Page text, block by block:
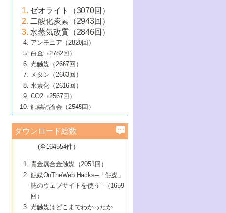
大学：オンライン・対面開催）
6号 メタン転換技術の最新動向
B号 第125回触媒討論会（2020年・工学
院大学）
5号 固体触媒による含窒素有機化合物変
換の最前線
6号 貴金属使用量低減に向けた自動車排
ガス浄化触媒の開発
B号 第123回触媒討論会（2019年・大阪
B号 第121回触媒討論会（2018年・東京
大学）
5号 水素のふるまいを解き明かす最先端
研究
6号 低級アルカンの有効利用のための触
媒技術
B号 第119回触媒討論会（2017年・首都
大学東京）
媒技術
3号 触媒研究の最先端～とびたて若き研究
者たち～（1）
4号 触媒研究の最先端～とびたて若き研究
者たち～（2）
5号 触媒研究の最先端～とびたて若き研究
者たち～（3）
6号 イオニクス材料と燃料電池・電解合成
の最新の研究動向
B号 第117回触媒討論会（2016年・大阪府
立大学）
2号 石油精製用触媒の最近の進展
3号 固体酸化物形燃料電池（SOFC）におけ
るアノード触媒上での燃料直接改質技術
4号 コアシェル構造の制御による触媒機能
5号 工業触媒およびその周辺技術の最近の
進歩
6号 ナノシート
B号 第115回触媒討論会（2015年・成蹊大
2号 光触媒反応機構に関する最新の研究動
向
開発動向
4号 人工光合成に向けた近年のアプローチ
5号 未利用熱エネルギーの有効活用に貢献
する触媒技術
6号 ポリオキソメタレート
B号 第113回触媒討論会（2014年・ロワジ
ールホテル豊橋）
1号 高耐久性燃料電池システム用触媒にお
ける新展開
2号 リビングラジカル重合の最近の動向
3号 天然ガスの化学工業的展開に関する触
媒技術
4号 貴金属触媒の精密構造制御とその活用
5号 バイオマス化成品製造のための固体触
6号 ナノ空間─吸着状態解析から新機能開拓
B号 第111回触媒討論会（2013年・関西大
▼54巻（2012年）
1号 規則性多孔体の利用技術における最近
の進歩
2号 第109回触媒討論会
3号 貴金属低減技術の最新動向
4号 貴金属代替技術の最新動向
5号 光触媒による物質変換反応の新展開
6号 グラフェン
7号 水素を利用する化成品合成の新潮流
▼53巻（2011年）
1号 金属学から見る合金触媒の新展開
2号 第107回触媒討論会
3号 触媒のその場観察法の進歩（１）
4号 触媒のその場観察法の進歩（２）
5号 不活性結合の触媒的活性化による有機
合成
6号 新しい固体酸触媒技術
7号 ゼオライト合成における最近の進歩
▼52巻（2010年）
1号 触媒の劣化対策と長寿命触媒開発
2号 第105回触媒討論会
3号 ナノ構造が拓く新機能
4号 活性サイトおよびその環境の精密な設
計による触媒の高機能化
5号 触媒を有効に使うための技術
7号 有機分子触媒による精密有機合成
8号 高機能化ポリオレフィンに向けた重合
触媒の最近の進展
1号 炭素材料－熱い注目を集める材料－
2号 第103回触媒討論会
3号 環境浄化用光触媒の現状と課題
4号 水素社会の実現に向けた水素製造・貯
蔵技術の進歩
5号 CO2が関わる触媒・材料
7号 持続可能社会実現のための触媒および
触媒関連技術
▼50巻（2008年）
1号 触媒化学と学会のこの10年，半世紀，
そして未来
2号 第101回触媒討論会
4号 錯体を利用したユニークな表面構造の
構築と機能
5号 若手会員による触媒研究の未来展望1：
企業編
6号 第102回触媒討論会
7号 触媒・化学反応における計算化学の進
▼49巻（2007年）
1号 含フッ素化合物の合成と触媒
2号 第99回触媒討論会
3号 実用的ファインケミカル合成プロセス
を実現する触媒
5号 こんな物質，あんな物質―新たな触媒
の可能性―
7号 『結晶の化学』を活かした触媒研究
▼48巻（2006年）
1号 固体酸触媒の最近の進歩
2号 第97回触媒討論会
3号 リビング重合触媒の最近の展開
5号 水素製造・貯蔵のための触媒技術の新
しい展開
6号 第98回触媒討論会
7号 基礎化学品製造の触媒技術
1号 最近の触媒担体とその効果
2号 第95回触媒討論会
4号 水分解用光触媒材料
5号 時間分解分光の進歩と応用
6号 第96回触媒討論会
▼46巻（2004年）
1号 部分酸化反応触媒の最前線
2号 第93回触媒討論会
3号 特殊エネルギー場の触媒反応
4号 生体内における金属の触媒作用
5号 ファインケミカルズの展開に寄与する
▼45巻（2003年）
1号 なぜこの触媒が良いのか？
2号 第91回触媒討論会
3号 最近の自動車排ガス処理技術
4号 触媒研究の現状と将来─第90回触媒討論
▼44巻（2002年）
1号 高次制御された触媒の化学
2号 第89回触媒討論会
3号 触媒を利用した電気化学の新展開
▼43巻（2001年）
1号 グリーンケミストリーと触媒
2号 第87回触媒討論会特集号
▼42巻（2000年）
1号 触媒反応工学の明日を拓く
▼41巻（1999年）
ゼオライト（3070回）
二酸化炭素（2943回）
水蒸気改質（2846回）
アンモニア（2820回）
白金（2782回）
光触媒（2667回）
メタン（2663回）
水素化（2616回）
CO2（2567回）
触媒討論会（2545回）
ダウンロード総数
(全164554件）
貴金属合金触媒（2051回）
触媒OnTheWeb Hacks─「触媒」
誌のウェブサイトを使う─（1659
回）
光触媒はどこまでわかったか